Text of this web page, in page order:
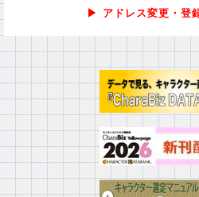
▶ アドレス変更・登